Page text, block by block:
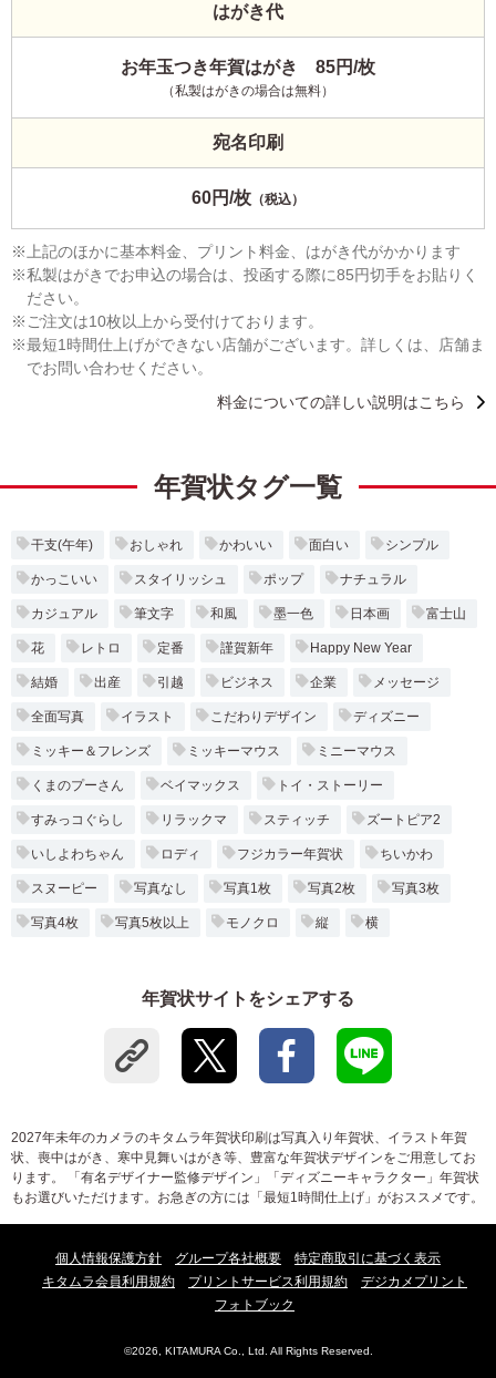
はがき代
お年玉つき年賀はがき 85円/枚
（私製はがきの場合は無料）
宛名印刷
60円/枚 （税込）
上記のほかに基本料金、プリント料金、はがき代がかかります
私製はがきでお申込の場合は、投函する際に85円切手をお貼りく
ださい。
ご注文は10枚以上から受付けております。
最短1時間仕上げができない店舗がございます。詳しくは、店舗ま
でお問い合わせください。
料金についての詳しい説明はこちら
年賀状タグ一覧
干支(午年) おしゃれ かわいい 面白い シンプル
かっこいい スタイリッシュ ポップ ナチュラル
カジュアル 筆文字 和風 墨一色 日本画 富士山
花 レトロ 定番 謹賀新年 Happy New Year
結婚 出産 引越 ビジネス 企業 メッセージ
全面写真 イラスト こだわりデザイン ディズニー
ミッキー＆フレンズ ミッキーマウス ミニーマウス
くまのプーさん ベイマックス トイ・ストーリー
すみっコぐらし リラックマ スティッチ ズートピア2
いしよわちゃん ロディ フジカラー年賀状 ちいかわ
スヌーピー 写真なし 写真1枚 写真2枚 写真3枚
写真4枚 写真5枚以上 モノクロ 縦 横
年賀状サイトをシェアする
2027年未年のカメラのキタムラ年賀状印刷は写真入り年賀状、イラスト年賀
状、喪中はがき、寒中見舞いはがき等、豊富な年賀状デザインをご用意してお
ります。 「有名デザイナー監修デザイン」「ディズニーキャラクター」年賀状
もお選びいただけます。お急ぎの方には「最短1時間仕上げ」がおススメです。
個人情報保護方針 グループ各社概要
特定商取引に基づく表示
キタムラ会員利用規約
プリントサービス利用規約
デジカメプリント
フォトブック
©2026, KITAMURA Co., Ltd. All Rights Reserved.